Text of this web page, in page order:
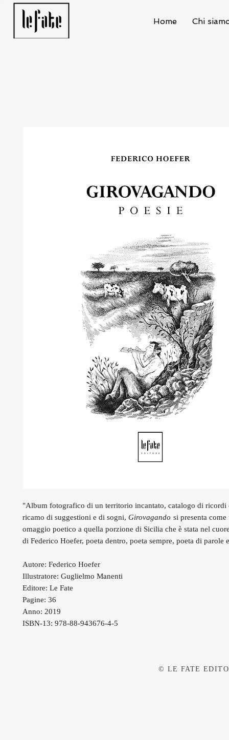
Home Chi
"Album fotografico di un territorio incantato, catalogo di ricordi
ricamo di suggestioni e di sogni, Girovagando si presenta
omaggio poetico a quella porzione di Sicilia che è stata nel
di Federico Hoefer, poeta dentro, poeta sempre, poeta di parole
Autore: Federico Hoefer
Illustratore: Guglielmo Manenti
Editore: Le Fate
Pagine: 36
Anno: 2019
ISBN-13: 978-88-943676-4-5
© LE FATE